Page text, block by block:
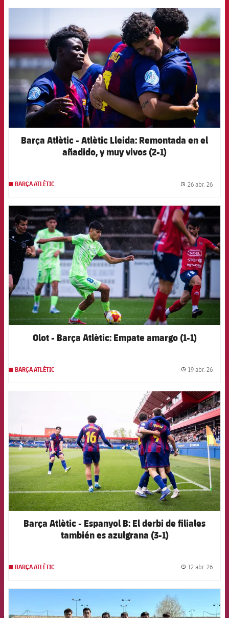
FCB Barcelona badge
Barça Atlètic - Atlètic Lleida: Remontada en el
añadido, y muy vivos (2-1)
BARÇA ATLÈTIC 26 abr. 26
FCB Barcelona badge
Olot - Barça Atlètic: Empate amargo (1-1)
BARÇA ATLÈTIC 19 abr. 26
FCB Barcelona badge
Barça Atlètic - Espanyol B: El derbi de filiales
también es azulgrana (3-1)
BARÇA ATLÈTIC 12 abr. 26
FCB Barcelona badge